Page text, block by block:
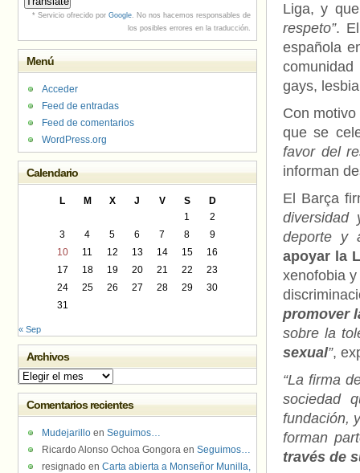
Liga, y
respeto”.
española
gays,
Con motivo
que se
favor del
informan
El Barça
deporte y
apoyar la
xenofobia
promover
sobre la
sexual”,
“La firma
sociedad
fundación,
forman
través de
* Servicio ofrecido por Google. No nos hacemos responsables de
los posibles errores en la traducción.
Menú
Acceder
Feed de entradas
Feed de comentarios
WordPress.org
Calendario
L M X J V S
D
1
2
3
4 5 6 7 8
9
10
11 12 13 14 15
16
17
18 19 20 21 22
23
24
25 26 27 28 29
30
31
« Sep
Archivos
Archivos
Comentarios recientes
Mudejarillo en Seguimos…
Ricardo Alonso Ochoa Gongora en Seguimos…
resignado en Carta abierta a Monseñor Munilla,